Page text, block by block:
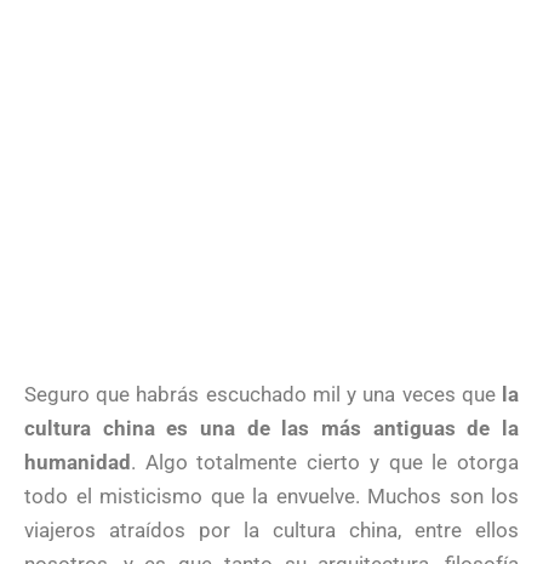
Seguro que habrás escuchado mil y una veces que la
cultura china es una de las más antiguas de la
humanidad. Algo totalmente cierto y que le otorga
todo el misticismo que la envuelve. Muchos son los
viajeros atraídos por la cultura china, entre ellos